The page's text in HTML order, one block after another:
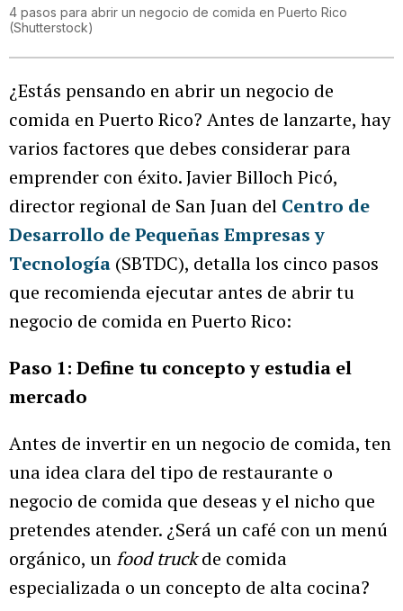
4 pasos para abrir un negocio de comida en Puerto Rico
(Shutterstock)
¿Estás pensando en abrir un negocio de
comida en Puerto Rico? Antes de lanzarte, hay
varios factores que debes considerar para
emprender con éxito. Javier Billoch Picó,
director regional de San Juan del Centro de
Desarrollo de Pequeñas Empresas y
Tecnología (SBTDC), detalla los cinco pasos
que recomienda ejecutar antes de abrir tu
negocio de comida en Puerto Rico:
Paso 1: Define tu concepto y estudia el
mercado
Antes de invertir en un negocio de comida, ten
una idea clara del tipo de restaurante o
negocio de comida que deseas y el nicho que
pretendes atender. ¿Será un café con un menú
orgánico, un food truckde comida
especializada o un concepto de alta cocina?